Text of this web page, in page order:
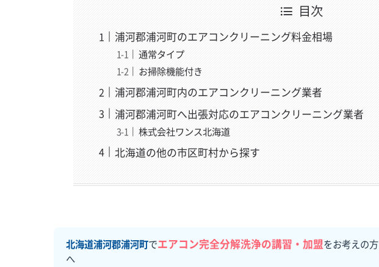
目次
浦河郡浦河町のエアコンクリーニング料金相場
通常タイプ
お掃除機能付き
浦河郡浦河町内のエアコンクリーニング業者
浦河郡浦河町へ出張対応のエアコンクリーニング業者
株式会社ワンス北海道
北海道の他の市区町村から探す
北海道浦河郡浦河町でエアコン完全分解洗浄の講習・加盟をお考えの方
へ